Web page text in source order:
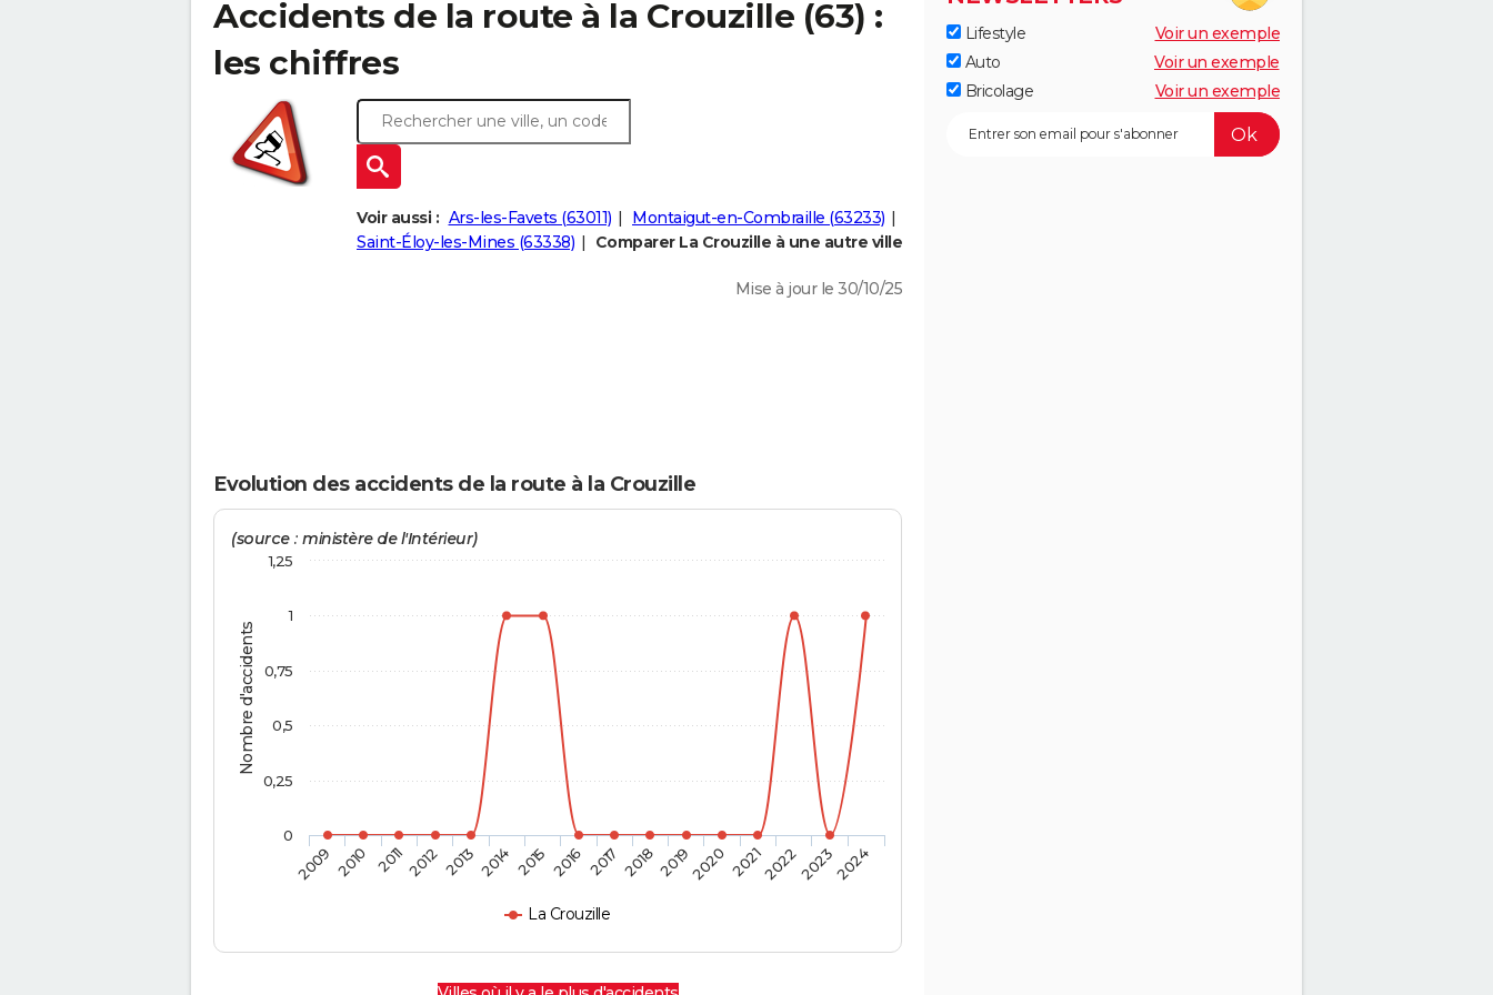
Accidents de la route à la Crouzille (63) :
les chiffres
Voir aussi : Ars-les-Favets (63011)
Montaigut-en-Combraille (63233)
Saint-Éloy-les-Mines (63338)
Comparer La Crouzille à une autre ville
Mise à jour le 30/10/25
Evolution des accidents de la route à la Crouzille
Nombre d'accidents
(source : ministère de l'Intérieur)
La Crouzille
2009 2010 20112012 2013 2014 2015 2016 2017 201820192020 2021202220232024
0
0,25
0,5
0,75
1
1,25
Lifestyle
Voir un exemple
Auto
Voir un exemple
Bricolage
Voir un exemple